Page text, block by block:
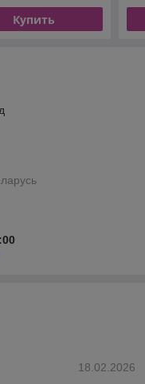
Купить
18.02.2026